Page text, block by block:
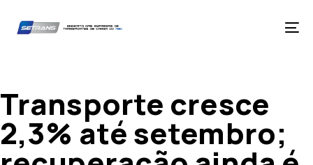
primary
Transporte cresce
2,3% até setembro;